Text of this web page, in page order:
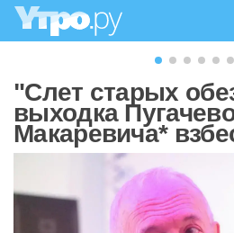
"Слет старых
выходка
Макаревича*